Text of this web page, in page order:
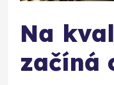
Na
začíná